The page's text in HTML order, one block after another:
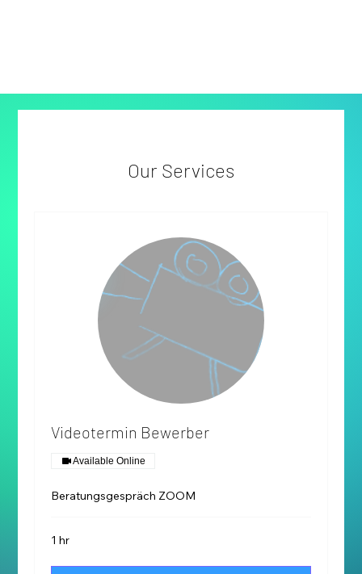
Our Services
Videotermin Bewerber
Available Online
Beratungsgespräch ZOOM
1 hr